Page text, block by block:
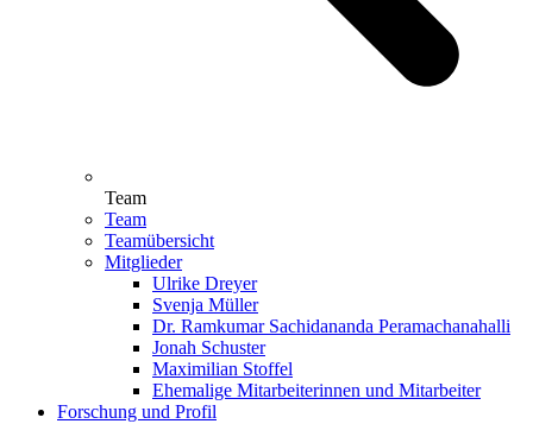
Team
Team
Teamübersicht
Mitglieder
Ulrike Dreyer
Svenja Müller
Dr. Ramkumar Sachidananda Peramachanahalli
Jonah Schuster
Maximilian Stoffel
Ehemalige Mitarbeiterinnen und Mitarbeiter
Forschung und Profil